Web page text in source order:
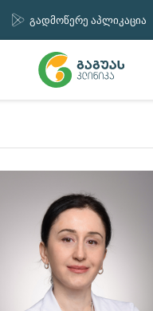
გადმოწერე აპლიკაცია